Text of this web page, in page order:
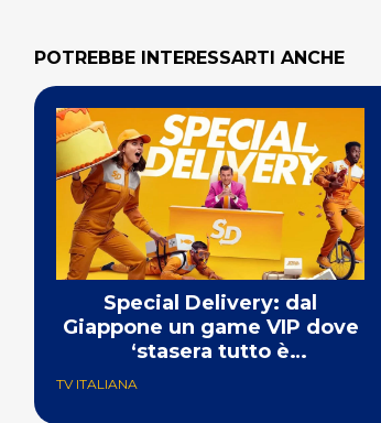
POTREBBE INTERESSARTI ANCHE
Special Delivery: dal
Giappone un game VIP dove
‘stasera tutto è
TV ITALIANA